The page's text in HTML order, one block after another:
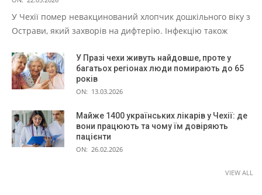
У Чехії помер невакцинований хлопчик дошкільного віку з
Острави, який захворів на дифтерію. Інфекцію також
У Празі чехи живуть найдовше, проте у
багатьох регіонах люди помирають до 65
років
ON: 13.03.2026
Майже 1400 українських лікарів у Чехії: де
вони працюють та чому їм довіряють
пацієнти
ON: 26.02.2026
VIEW ALL